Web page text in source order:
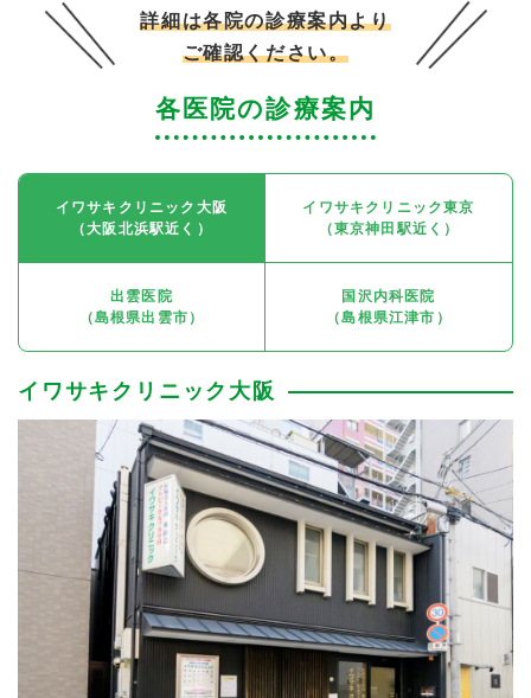
詳細は各院の診療案内より
ご確認ください。
各医院の診療案内
イワサキクリニック大阪
（大阪北浜駅近く）
イワサキクリニック東京
（東京神田駅近く）
出雲医院
（島根県出雲市）
国沢内科医院
（島根県江津市）
イワサキクリニック大阪